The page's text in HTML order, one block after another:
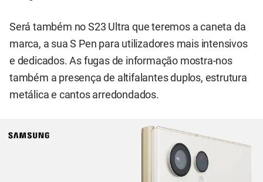
Será também no S23 Ultra que teremos a caneta da
marca, a sua S Pen para utilizadores mais intensivos
e dedicados. As fugas de informação mostra-nos
também a presença de altifalantes duplos, estrutura
metálica e cantos arredondados.